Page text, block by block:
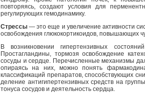
повторяясь, создают условия для
регулирующих гемодинамику.
Стрессы— это еще и увеличение активности
освобождения глюкокортикоидов, повышающих
В возникновении гипертензивных
Простагландины, тормозя освобождение
сосуды и сердце. Перечисленные механизмы
опираясь на них, можно понять
классификаций препаратов, способствующих
деление антигипертензивных средств на
тонуса сосудов и деятельность сердца.